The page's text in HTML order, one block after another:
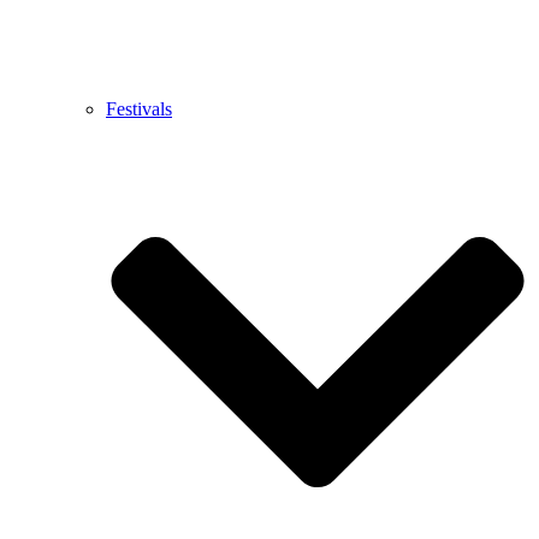
Festivals